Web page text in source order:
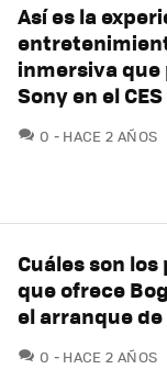
Así es la
inmersiva
Sony en el
0 COMENTARIOS
HACE 2 AÑOS
Cuáles son los
que ofrece
el arranque
0 COMENTARIOS
HACE 2 AÑOS